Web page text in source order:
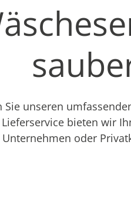
Sie unseren
bieten wir
oder